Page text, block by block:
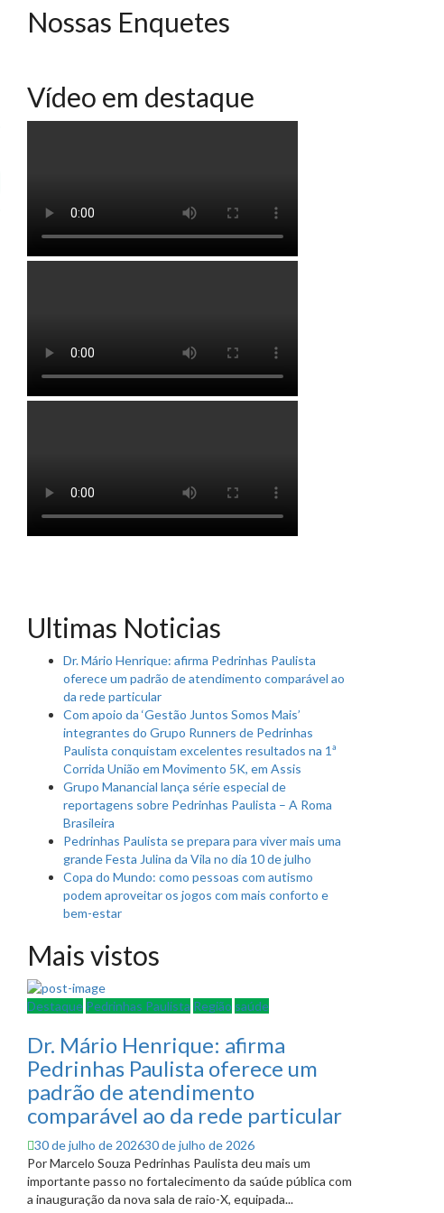
Nossas Enquetes
Vídeo em destaque
Ultimas Noticias
Dr. Mário Henrique: afirma Pedrinhas Paulista
oferece um padrão de atendimento comparável ao
da rede particular
Com apoio da ‘Gestão Juntos Somos Mais’
integrantes do Grupo Runners de Pedrinhas
Paulista conquistam excelentes resultados na 1ª
Corrida União em Movimento 5K, em Assis
Grupo Manancial lança série especial de
reportagens sobre Pedrinhas Paulista – A Roma
Brasileira
Pedrinhas Paulista se prepara para viver mais uma
grande Festa Julina da Vila no dia 10 de julho
Copa do Mundo: como pessoas com autismo
podem aproveitar os jogos com mais conforto e
bem-estar
Mais vistos
Destaque Pedrinhas Paulista Região saúde
Dr. Mário Henrique: afirma
Pedrinhas Paulista oferece um
padrão de atendimento
comparável ao da rede particular
Posted
on
30 de julho de 202630 de julho de 2026
Por Marcelo Souza Pedrinhas Paulista deu mais um
importante passo no fortalecimento da saúde pública com
a inauguração da nova sala de raio-X, equipada...